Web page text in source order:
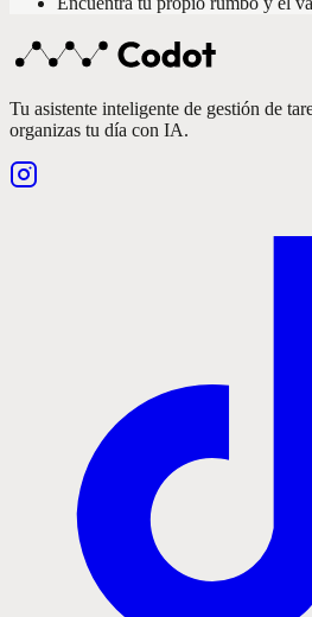
Tu asistente inteligente de gestión de
organizas tu día con IA.